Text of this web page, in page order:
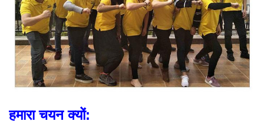
हमारा चयन क्यों: